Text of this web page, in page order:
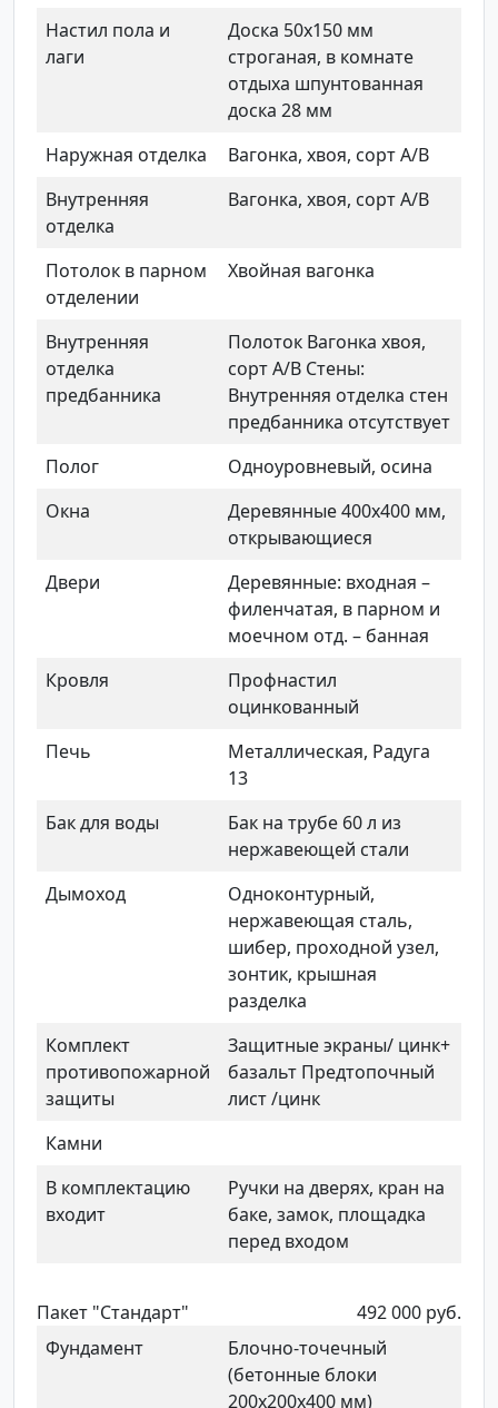
Настил пола и
лаги
Доска 50х150 мм
строганая, в комнате
отдыха шпунтованная
доска 28 мм
Наружная отделка
Вагонка, хвоя, сорт А/В
Внутренняя
отделка
Вагонка, хвоя, сорт А/В
Потолок в парном
отделении
Хвойная вагонка
Внутренняя
отделка
предбанника
Полоток Вагонка хвоя,
сорт А/В Стены:
Внутренняя отделка стен
предбанника отсутствует
Полог
Одноуровневый, осина
Окна
Деревянные 400х400 мм,
открывающиеся
Двери
Деревянные: входная –
филенчатая, в парном и
моечном отд. – банная
Кровля
Профнастил
оцинкованный
Печь
Металлическая, Радуга
13
Бак для воды
Бак на трубе 60 л из
нержавеющей стали
Дымоход
Одноконтурный,
нержавеющая сталь,
шибер, проходной узел,
зонтик, крышная
разделка
Комплект
противопожарной
защиты
Защитные экраны/ цинк+
базальт Предтопочный
лист /цинк
Камни
В комплектацию
входит
Ручки на дверях, кран на
баке, замок, площадка
перед входом
Пакет "Стандарт"
492 000 руб.
Фундамент
Блочно-точечный
(бетонные блоки
200х200х400 мм)